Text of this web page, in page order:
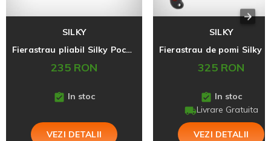
SILKY
Fierastrau pliabil Silky Pocketboy Outback, lama dreapta, 170-10
235 RON
In stoc
VEZI DETALII
SILKY
325 RON
In stoc
Livrare Gratuita
VEZI DETALII